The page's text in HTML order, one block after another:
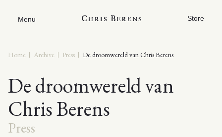
Menu Store
Home Archive Press De droomwereld van Chris Berens
De droomwereld van
Chris Berens
Press